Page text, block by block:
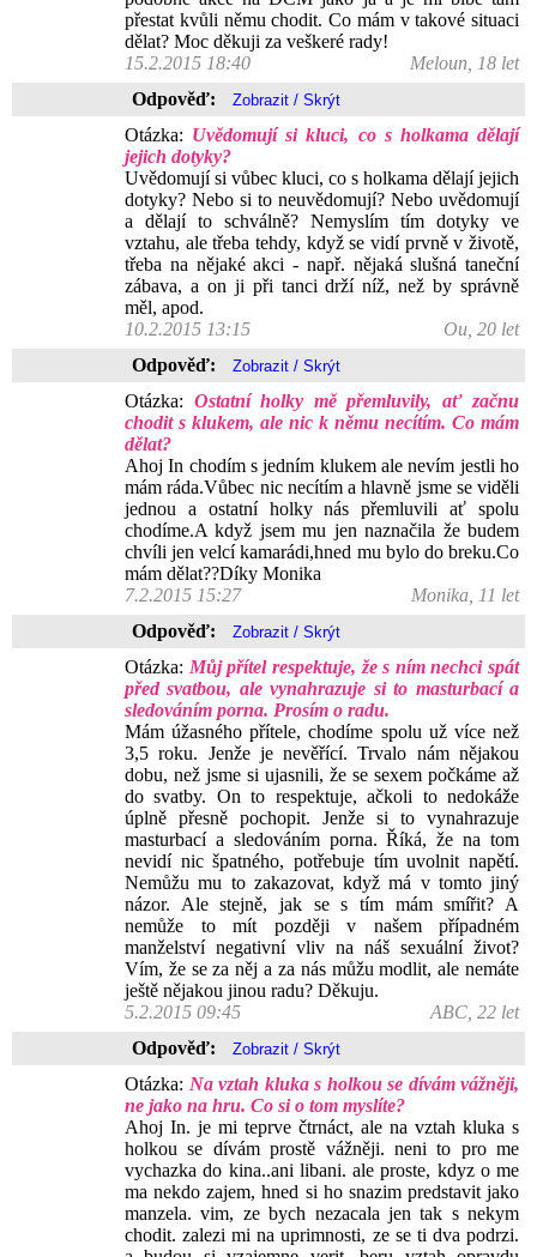
přestat kvůli němu chodit. Co mám v takové situaci
dělat? Moc děkuji za veškeré rady!
15.2.2015 18:40
Meloun, 18 let
Odpověď:
Otázka: Uvědomují si kluci, co s holkama dělají
jejich dotyky?
Uvědomují si vůbec kluci, co s holkama dělají jejich
dotyky? Nebo si to neuvědomují? Nebo uvědomují
a dělají to schválně? Nemyslím tím dotyky ve
vztahu, ale třeba tehdy, když se vidí prvně v životě,
třeba na nějaké akci - např. nějaká slušná taneční
zábava, a on ji při tanci drží níž, než by správně
měl, apod.
10.2.2015 13:15
Ou, 20 let
Odpověď:
Otázka: Ostatní holky mě přemluvily, ať začnu
chodit s klukem, ale nic k němu necítím. Co mám
dělat?
Ahoj In chodím s jedním klukem ale nevím jestli ho
mám ráda.Vůbec nic necítím a hlavně jsme se viděli
jednou a ostatní holky nás přemluvili ať spolu
chodíme.A když jsem mu jen naznačila že budem
chvíli jen velcí kamarádi,hned mu bylo do breku.Co
mám dělat??Díky Monika
7.2.2015 15:27
Monika, 11 let
Odpověď:
Otázka: Můj přítel respektuje, že s ním nechci spát
před svatbou, ale vynahrazuje si to masturbací a
sledováním porna. Prosím o radu.
Mám úžasného přítele, chodíme spolu už více než
3,5 roku. Jenže je nevěřící. Trvalo nám nějakou
dobu, než jsme si ujasnili, že se sexem počkáme až
do svatby. On to respektuje, ačkoli to nedokáže
úplně přesně pochopit. Jenže si to vynahrazuje
masturbací a sledováním porna. Říká, že na tom
nevidí nic špatného, potřebuje tím uvolnit napětí.
Nemůžu mu to zakazovat, když má v tomto jiný
názor. Ale stejně, jak se s tím mám smířit? A
nemůže to mít později v našem případném
manželství negativní vliv na náš sexuální život?
Vím, že se za něj a za nás můžu modlit, ale nemáte
ještě nějakou jinou radu? Děkuju.
5.2.2015 09:45
ABC, 22 let
Odpověď:
Otázka: Na vztah kluka s holkou se dívám vážněji,
ne jako na hru. Co si o tom myslíte?
Ahoj In. je mi teprve čtrnáct, ale na vztah kluka s
holkou se dívám prostě vážněji. neni to pro me
vychazka do kina..ani libani. ale proste, kdyz o me
ma nekdo zajem, hned si ho snazim predstavit jako
manzela. vim, ze bych nezacala jen tak s nekym
chodit. zalezi mi na uprimnosti, ze se ti dva podrzi.